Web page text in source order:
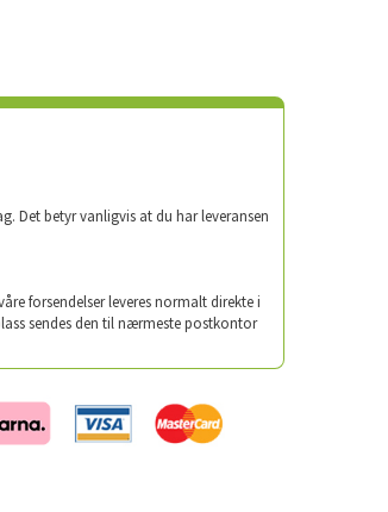
Det betyr vanligvis at du har leveransen
forsendelser leveres normalt direkte i
sendes den til nærmeste postkontor